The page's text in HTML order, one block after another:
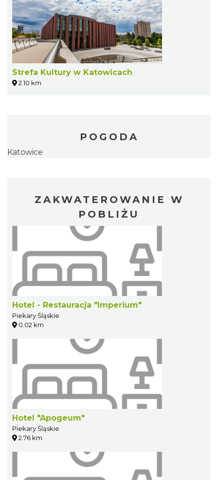
Strefa Kultury w Katowicach
2.10 km
POGODA
Katowice
ZAKWATEROWANIE W
POBLIŻU
Hotel - Restauracja "Imperium"
Piekary Śląskie
0.02 km
Hotel "Apogeum"
Piekary Śląskie
2.76 km